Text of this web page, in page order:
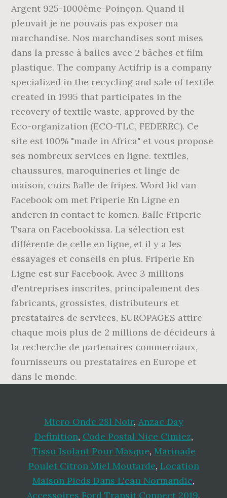
Argent 925-1000ème-Poinçon. Quand il
pleuvait je ne pouvais pas exposer ma
marchandise. Nos marchandises sont mises
dans la presse à balles avec 2 bâches et film
plastique. The company Actifrip is a company
specialized in the recycling and sale of textile
created in 1995 that participates in the
recovery of textile waste, approved by the
Eco-organization (ECO-TLC, FEDEREC). Ce
site est 100% "made in Africa" et vous propose
ses nombreux services en ligne. textiles,
chaussures, maroquineries et linge de
maison, cuirs Balle de fripes. Word lid van
Facebook om met Friperie En Ligne en
anderen in contact te komen. Balle Friperie
Tsara on Facebookissa. La sélection est
différente de celle en ligne, et il y a les
essayages et conseils en plus. Friperie En
Ligne est sur Facebook. Avec 3 millions
d'entreprises inscrites, principalement des
fabricants, grossistes, distributeurs et
prestataires de services, EUROPAGES attire
chaque mois plus de 2 millions de décideurs à
la recherche de partenaires commerciaux,
fournisseurs ou prestataires en Europe et
dans le monde.
Micro Onde 28l Noir, Anzac Day
Definition, Code Postal Nice Cimiez,
Tissu Isolant Pour Masque, Marinade
Poulet Citron Miel Moutarde, Location
Maison Pieds Dans L'eau Normandie,
Accessoires Ford Transit Connect 2019,